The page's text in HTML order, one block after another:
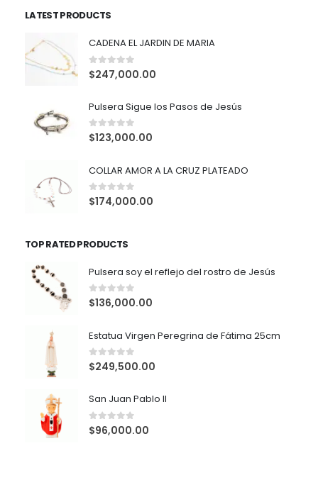
LATEST PRODUCTS
CADENA EL JARDIN DE MARIA
0out of 5
$247,000.00
Pulsera Sigue los Pasos de Jesús
0out of 5
$123,000.00
COLLAR AMOR A LA CRUZ PLATEADO
0out of 5
$174,000.00
TOP RATED PRODUCTS
Pulsera soy el reflejo del rostro de Jesús
0out of 5
$136,000.00
Estatua Virgen Peregrina de Fátima 25cm
0out of 5
$249,500.00
San Juan Pablo II
0out of 5
$96,000.00